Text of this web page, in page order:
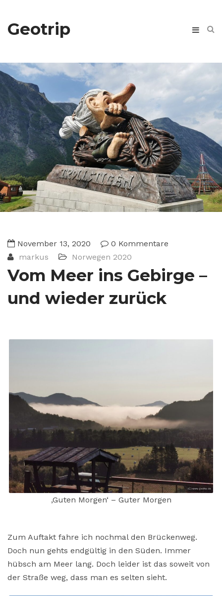
Geotrip
November 13, 2020
0 Kommentare
markus
Norwegen 2020
Vom Meer ins Gebirge –
und wieder zurück
‚Guten Morgen‘ – Guter Morgen
Zum Auftakt fahre ich nochmal den Brückenweg.
Doch nun gehts endgültig in den Süden. Immer
hübsch am Meer lang. Doch leider ist das soweit von
der Straße weg, dass man es selten sieht.